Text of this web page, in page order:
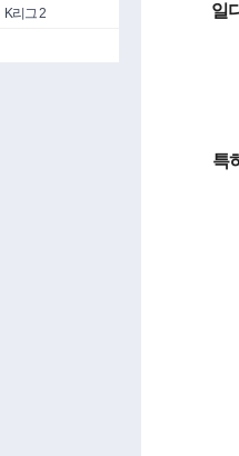
K리그 2 일
특